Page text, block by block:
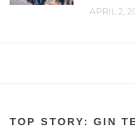
APRIL 2,
TOP STORY: GIN